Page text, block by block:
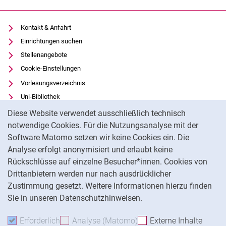
Diese Website verwendet ausschließlich technisch
notwendige Cookies. Für die Nutzungsanalyse mit der
Software Matomo setzen wir keine Cookies ein. Die
Analyse erfolgt anonymisiert und erlaubt keine
Rückschlüsse auf einzelne Besucher*innen. Cookies von
Drittanbietern werden nur nach ausdrücklicher
Zustimmung gesetzt. Weitere Informationen hierzu finden
Sie in unseren Datenschutzhinweisen.
Erforderlich Erforderliche Cookies akzeptieren
Analyse (Matomo) Analyse-Cookies
Externe Inhalte
Simulationstechnik
Softwareentwicklung
Versuchstechnik
CEC
Kontakt & Anfahrt
Einrichtungen suchen
Stellenangebote
Cookie-Einstellungen
Vorlesungsverzeichnis
Uni-Bibliothek
Moodle
Panopto
Datenschutz
Barrierefreiheit
Transparenter KI-Einsatz